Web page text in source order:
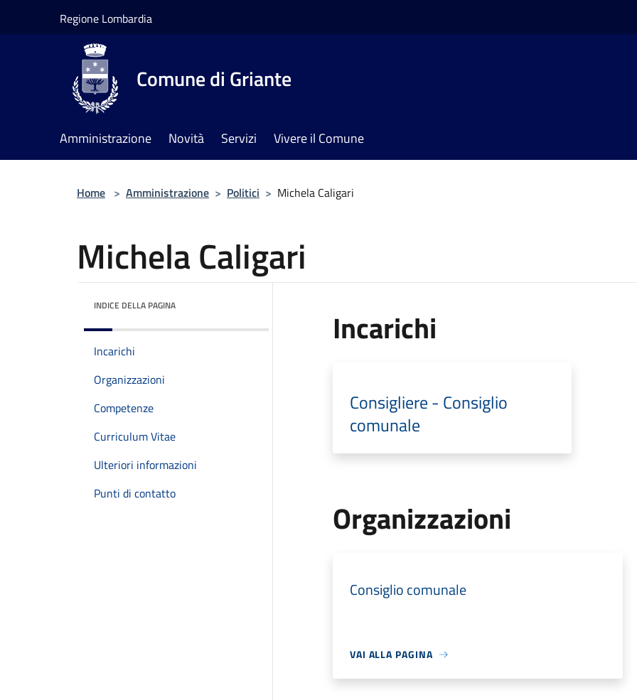
Regione Lombardia
Comune di Griante
Amministrazione Novità Servizi Vivere il Comune
Home > Amministrazione > Politici > Michela Caligari
Michela Caligari
INDICE DELLA PAGINA
Incarichi
Organizzazioni
Competenze
Curriculum Vitae
Ulteriori informazioni
Punti di contatto
Incarichi
Consigliere - Consiglio
comunale
Organizzazioni
Consiglio comunale
VAI ALLA PAGINA